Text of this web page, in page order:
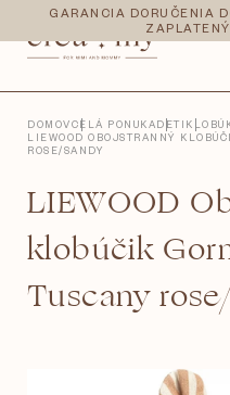
obsah
GARANCIA DORUČENIA
DOMOVCELÁ PONUKADETI
LIEWOOD OBOJSTRANNÝ
ROSE/SANDY
LIEWOOD
klobúčik
Tuscany